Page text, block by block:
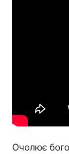
Очолює